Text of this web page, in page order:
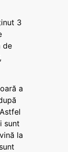
3
de
a
sunt
la